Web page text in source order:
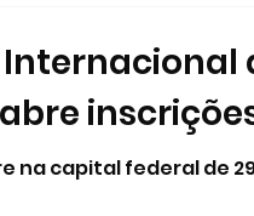
na capital federal de